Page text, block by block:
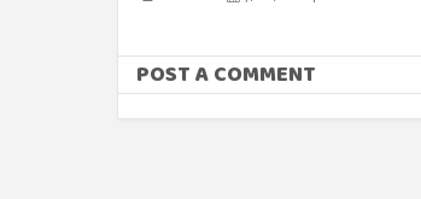
POST A COMMENT